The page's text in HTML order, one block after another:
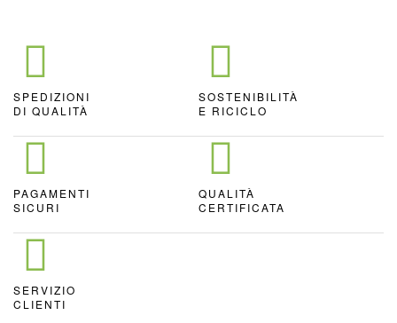
SPEDIZIONI
DI QUALITÀ
SOSTENIBILITÀ
E RICICLO
PAGAMENTI
SICURI
QUALITÀ
CERTIFICATA
SERVIZIO
CLIENTI